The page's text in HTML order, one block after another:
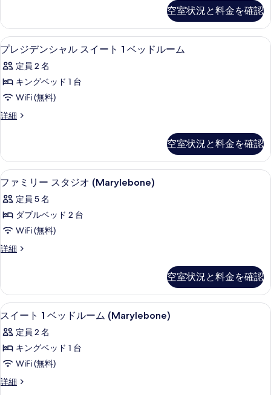
る
て
の
写
真
を
表
示
の
詳
細
空室状況と料金を確認
プ
レ
ジ
デ
ン
シ
ル
ス
イ
ー
ト
1
ベ
ル
ー
ム
の
す
べ
て
プレジデンシャル スイート 1 ベッド
3
プレジデンシャル スイート 1 ベッドルーム
定員 2 名
キングベッド 1 台
WiFi (無料)
詳細
プ
ン
シ
ャ
ス
イ
ト
1
ベ
ル
ム
の
詳
細
空室状況と料金を確認
フ
ァ
ミ
リ
ー
ス
ジ
オ
(Marylebone)
の
す
べ
て
低刺激性寝具、ミニバー、セーフテ
2
ファミリー スタジオ (Marylebone)
定員 5 名
ダブルベッド 2 台
WiFi (無料)
詳細
フ
ー
ス
タ
オ
(Marylebone)
詳
細
空室状況と料金を確認
ス
イ
ー
ト
ベ
スイート 1 ベッドルーム
4
スイート 1 ベッドルーム (Marylebone)
定員 2 名
キングベッド 1 台
WiFi (無料)
詳細
ス